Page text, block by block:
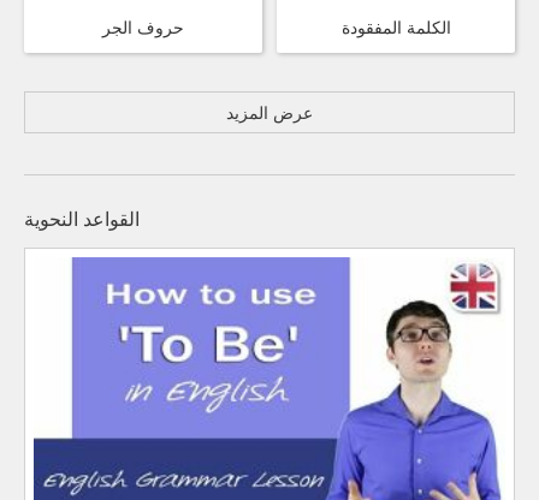
حروف الجر الكلمة المفقودة
عرض المزيد
القواعد النحوية